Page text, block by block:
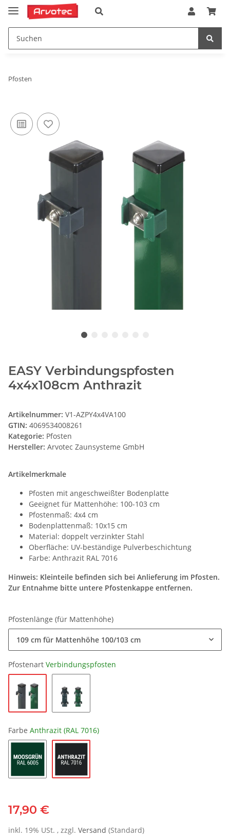
Pfosten
EASY Verbindungspfosten
4x4x108cm Anthrazit
Artikelnummer: V1-AZPY4x4VA100
GTIN: 4069534008261
Kategorie: Pfosten
Hersteller: Arvotec Zaunsysteme GmbH
Artikelmerkmale
Pfosten mit angeschweißter Bodenplatte
Geeignet für Mattenhöhe: 100-103 cm
Pfostenmaß: 4x4 cm
Bodenplattenmaß: 10x15 cm
Material: doppelt verzinkter Stahl
Oberfläche: UV-beständige Pulverbeschichtung
Farbe: Anthrazit RAL 7016
Hinweis: Kleinteile befinden sich bei Anlieferung im Pfosten.
Zur Entnahme bitte untere Pfostenkappe entfernen.
Pfostenlänge (für Mattenhöhe)
109 cm für Mattenhöhe 100/103 cm
Pfostenart Verbindungspfosten
Farbe Anthrazit (RAL 7016)
17,90 €
inkl. 19% USt. , zzgl. Versand (Standard)